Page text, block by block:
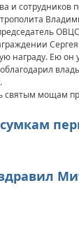
и сотрудников
награду. Ею он
святым мощам